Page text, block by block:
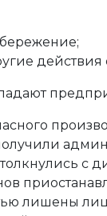
с
лишены